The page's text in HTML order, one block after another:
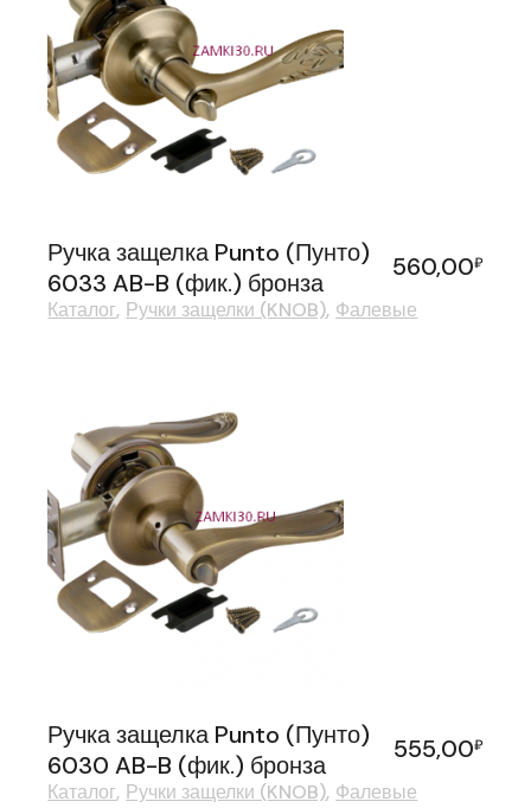
Ручка защелка Punto (Пунто)
6033 AB-B (фик.) бронза
560,00₽
Каталог Ручки защелки (KNOB) Фалевые
Ручка защелка Punto (Пунто)
6030 AB-B (фик.) бронза
555,00₽
Каталог Ручки защелки (KNOB) Фалевые